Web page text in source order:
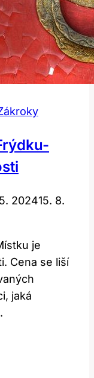
202415. 8.
je
Cena se liší
jaká